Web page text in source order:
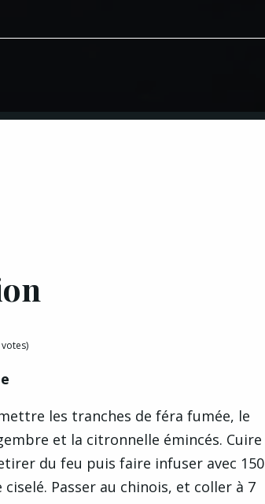
les tranches de féra fumée, le
et la citronnelle émincés. Cuire
du feu puis faire infuser avec 150
Passer au chinois, et coller à 7